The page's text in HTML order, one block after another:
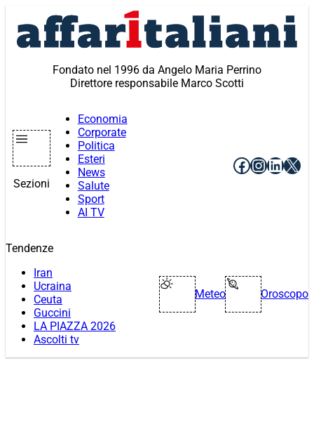
contenuto
Fondato nel 1996 da Angelo Maria Perrino
Direttore responsabile Marco Scotti
Sezioni
Economia
Corporate
Politica
Esteri
News
Salute
Sport
AI TV
Facebook
X
Tendenze
Iran
Ucraina
Ceuta
Guccini
LA PIAZZA 2026
Ascolti tv
Meteo Oroscopo